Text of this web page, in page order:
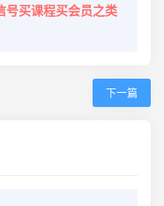
号买课程买会员之类
下一篇